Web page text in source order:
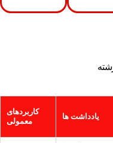
یادداشت ها
کاربردهای
معمولی